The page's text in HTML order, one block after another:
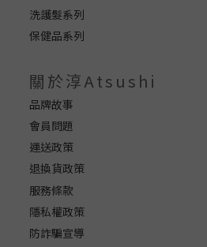
洗護髮系列
保健品系列
關於淳Atsushi
品牌故事
會員問題
運送政策
退換貨政策
服務條款
隱私權政策
防詐騙宣導